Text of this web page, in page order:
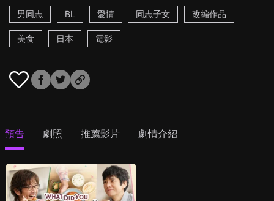
男同志
BL 愛情 同志子女 改編作品
美食 日本 電影
預告 劇照 推薦影片 劇情介紹